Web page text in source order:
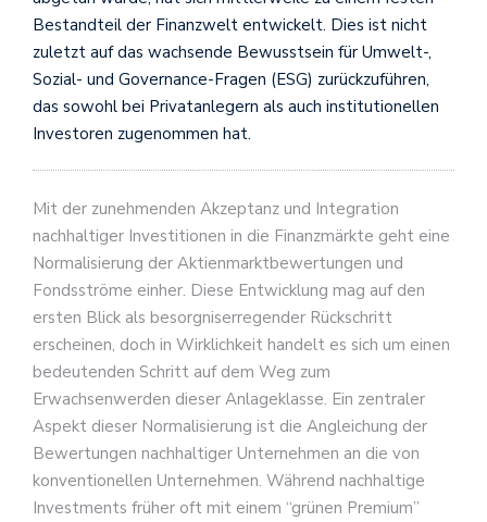
Bestandteil der Finanzwelt entwickelt. Dies ist nicht
zuletzt auf das wachsende Bewusstsein für Umwelt-,
Sozial- und Governance-Fragen (ESG) zurückzuführen,
das sowohl bei Privatanlegern als auch institutionellen
Investoren zugenommen hat.
Mit der zunehmenden Akzeptanz und Integration
nachhaltiger Investitionen in die Finanzmärkte geht eine
Normalisierung der Aktienmarktbewertungen und
Fondsströme einher. Diese Entwicklung mag auf den
ersten Blick als besorgniserregender Rückschritt
erscheinen, doch in Wirklichkeit handelt es sich um einen
bedeutenden Schritt auf dem Weg zum
Erwachsenwerden dieser Anlageklasse. Ein zentraler
Aspekt dieser Normalisierung ist die Angleichung der
Bewertungen nachhaltiger Unternehmen an die von
konventionellen Unternehmen. Während nachhaltige
Investments früher oft mit einem “grünen Premium”